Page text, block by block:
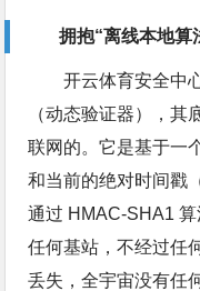
拥抱“离线本地算
开云体育安全中
（动态验证器），
联网的。它是基于一
和当前的绝对时间戳
通过 HMAC-SHA1
任何基站，不经过任
丢失，全宇宙没有任